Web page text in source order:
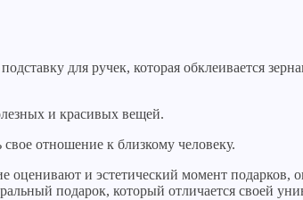
для ручек, которая обклеивается
и красивых вещей.
отношение к близкому человеку.
оценивают и эстетический момент подарков,
подарок, который отличается своей